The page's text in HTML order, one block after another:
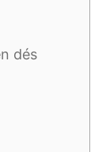
dés